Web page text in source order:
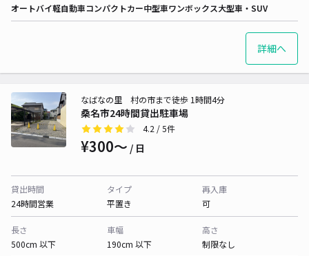
オートバイ軽自動車コンパクトカー中型車ワンボックス大型車・SUV
詳細へ
桑名市24時間貸出駐車場
なばなの里 村の市まで徒歩 1時間4分
4.2 / 5件
¥300〜 / 日
貸出時間
24時間営業
タイプ
平置き
再入庫
可
長さ
500cm 以下
車幅
190cm 以下
高さ
制限なし